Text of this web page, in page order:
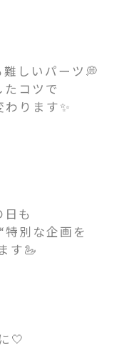
しいパーツ💭
コツで
ります✨
も
別な企画を
す🦢
🤍